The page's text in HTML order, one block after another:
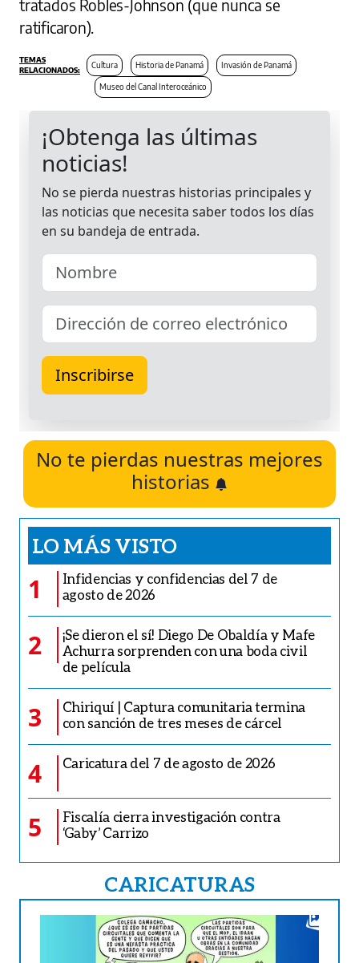
tratados Robles-Johnson (que nunca se
ratificaron).
Cultura Historia de Panamá Invasión de Panamá
Museo del Canal Interoceánico
No te pierdas nuestras mejores
historias
LO MÁS VISTO
1
Infidencias y confidencias del 7 de
agosto de 2026
2
¡Se dieron el sí! Diego De Obaldía y Mafe
Achurra sorprenden con una boda civil
de película
3
Chiriquí | Captura comunitaria termina
con sanción de tres meses de cárcel
4 Caricatura del 7 de agosto de 2026
5
Fiscalía cierra investigación contra
‘Gaby’ Carrizo
CARICATURAS